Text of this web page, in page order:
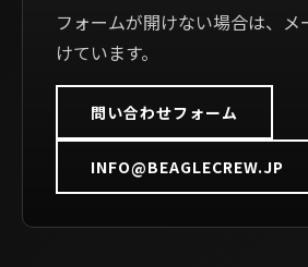
フォームが開けない場合は、
けています。
問い合わせフォーム
INFO@BEAGLECREW.JP